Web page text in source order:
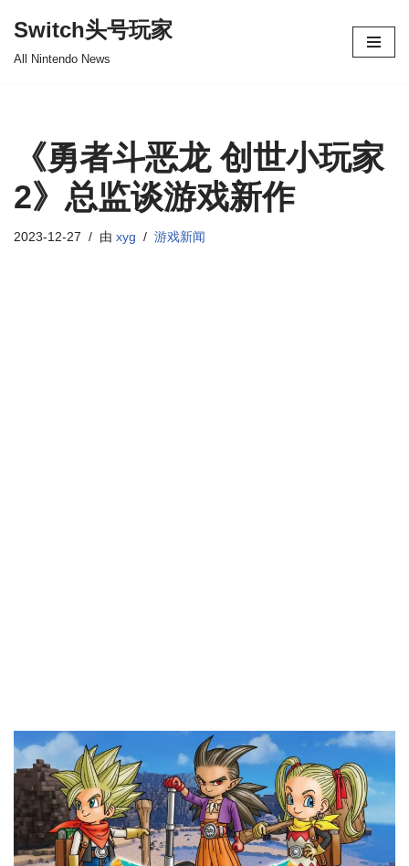
Switch头号玩家
All Nintendo News
《勇者斗恶龙 创世小玩家
2》总监谈游戏新作
2023-12-27 由 xyg 游戏新闻